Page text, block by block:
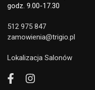
godz. 9.00-17.30
512 975 847
zamowienia@trigio.pl
Lokalizacja Salonów